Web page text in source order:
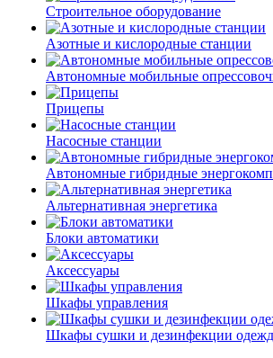
Строительное оборудование
Азотные и кислородные станции
Автономные мобильные
Прицепы
Насосные станции
Автономные гибридные
Альтернативная энергетика
Блоки автоматики
Аксессуары
Шкафы управления
Шкафы сушки и дезинфекции